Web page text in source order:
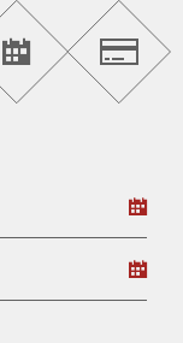
Trova
gli
eventi